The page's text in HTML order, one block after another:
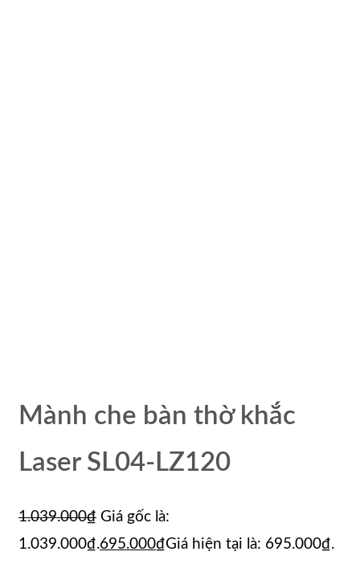
Mành che bàn thờ khắc
Laser SL04-LZ120
1.039.000₫ Giá gốc là:
1.039.000₫.695.000₫Giá hiện tại là: 695.000₫.